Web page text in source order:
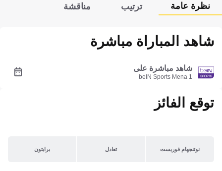
نظرة عامة ترتيب مناقشة
شاهد المباراة مباشرة
شاهد مباشرة على
beIN Sports Mena 1
توقع الفائز
نوتنجهام فوريست تعادل برايتون